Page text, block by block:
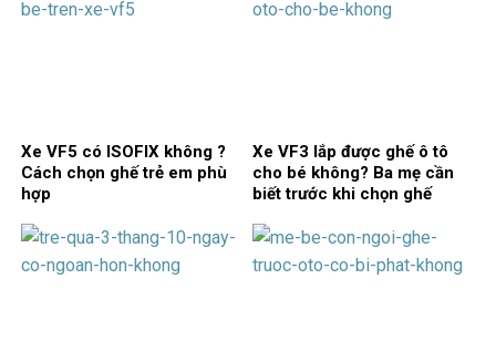
Xe VF5 có ISOFIX không ?
Cách chọn ghế trẻ em phù
hợp
Xe VF3 lắp được ghế ô tô
cho bé không? Ba mẹ cần
biết trước khi chọn ghế